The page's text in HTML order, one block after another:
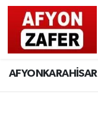
AFYONKARAHİSAR